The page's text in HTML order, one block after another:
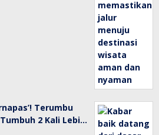
Terumbu
2 Kali Lebi…